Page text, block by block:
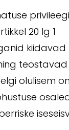
20 lg 1
kiidavad
teostavad
olulisem